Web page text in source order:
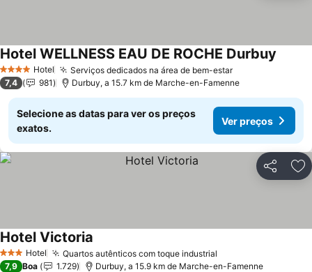
4 EstrelasHotel Serviços dedicados na área de bem-estar
Hotel WELLNESS EAU DE ROCHE Durbuy
7,4 981 Durbuy, a 15.7 km de Marche-en-Famenne
Selecione as datas para ver os preços
exatos.
Ver preços
Partilhar
3 EstrelasHotel Quartos autênticos com toque industrial
Hotel Victoria
7,9 Boa 1.729 Durbuy, a 15.9 km de Marche-en-Famenne